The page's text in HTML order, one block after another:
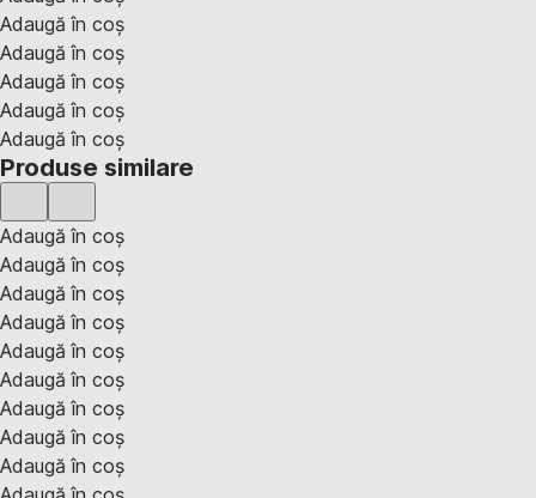
Adaugă în coș
Adaugă în coș
Adaugă în coș
Adaugă în coș
Adaugă în coș
Produse similare
Adaugă în coș
Adaugă în coș
Adaugă în coș
Adaugă în coș
Adaugă în coș
Adaugă în coș
Adaugă în coș
Adaugă în coș
Adaugă în coș